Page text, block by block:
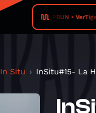
RADIO PRUN • VerTige
In Situ InSitu#15- La